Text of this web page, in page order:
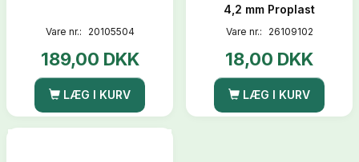
Vare nr.: 20105504
189,00 DKK
LÆG I KURV
4,2 mm Proplast
Vare nr.: 26109102
18,00 DKK
LÆG I KURV